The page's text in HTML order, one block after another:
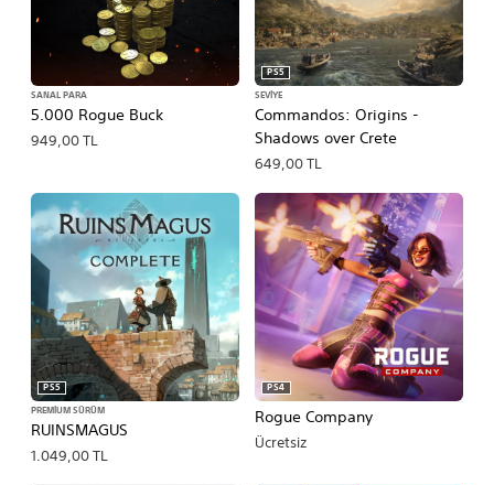
5.000 Rogue Buck
SANAL PARA
949,00 TL
Commandos: Origins -
Shadows over Crete
PS5
SEVIYE
649,00 TL
RUINSMAGUS
PS5
PREMIUM SÜRÜM
1.049,00 TL
Rogue Company
PS4
Ücretsiz